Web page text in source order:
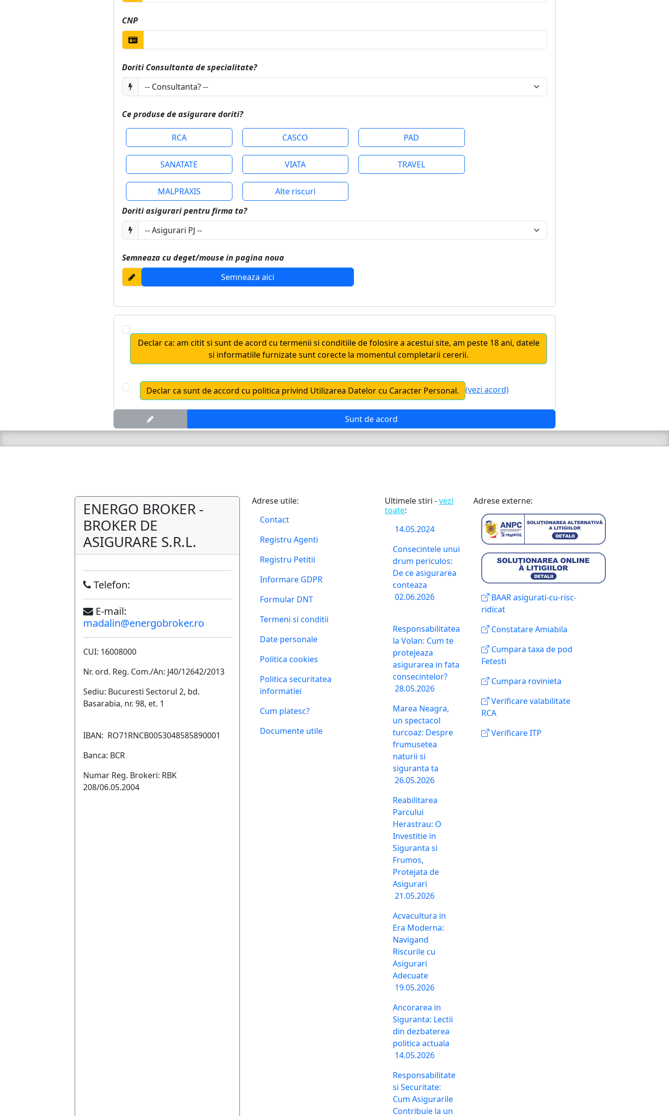
CNP
Doriti Consultanta de specialitate?
Ce produse de asigurare doriti?
RCA CASCO PAD
SANATATE VIATA TRAVEL
MALPRAXIS
Alte riscuri
Doriti asigurari pentru firma ta?
Semneaza cu deget/mouse in pagina noua
Declar ca: am citit si sunt de acord cu termenii si conditiile de folosire a acestui site, am peste 18 ani, datele
si informatiile furnizate sunt corecte la momentul completarii cererii.
Declar ca sunt de accord cu politica privind Utilizarea Datelor cu Caracter Personal. (vezi acord)
Sunt de acord
ENERGO BROKER -
BROKER DE
ASIGURARE S.R.L.
Telefon:
E-mail:
madalin@energobroker.ro
CUI: 16008000
Nr. ord. Reg. Com./An: J40/12642/2013
Sediu: Bucuresti Sectorul 2, bd.
Basarabia, nr. 98, et. 1
IBAN: RO71RNCB0053048585890001
Banca: BCR
Numar Reg. Brokeri: RBK
208/06.05.2004
Adrese utile:
Contact
Registru Agenti
Registru Petitii
Informare GDPR
Formular DNT
Termeni si conditii
Date personale
Politica cookies
Politica securitatea
informatiei
Cum platesc?
Documente utile
Ultimele stiri -vezi
toate:
14.05.2024
Consecintele unui
drum periculos:
De ce asigurarea
conteaza
02.06.2026
Responsabilitatea
la Volan: Cum te
protejeaza
asigurarea in fata
consecintelor?
28.05.2026
Marea Neagra,
un spectacol
turcoaz: Despre
frumusetea
naturii si
siguranta ta
26.05.2026
Reabilitarea
Parcului
Herastrau: O
Investitie in
Siguranta si
Frumos,
Protejata de
Asigurari
21.05.2026
Acvacultura in
Era Moderna:
Navigand
Riscurile cu
Asigurari
Adecuate
19.05.2026
Ancorarea in
Siguranta: Lectii
din dezbaterea
politica actuala
14.05.2026
Responsabilitate
si Securitate:
Cum Asigurarile
Contribuie la un
Adrese externe:
BAAR asigurati-cu-risc-
ridicat
Constatare Amiabila
Cumpara taxa de pod
Fetesti
Cumpara rovinieta
Verificare valabilitate
RCA
Verificare ITP